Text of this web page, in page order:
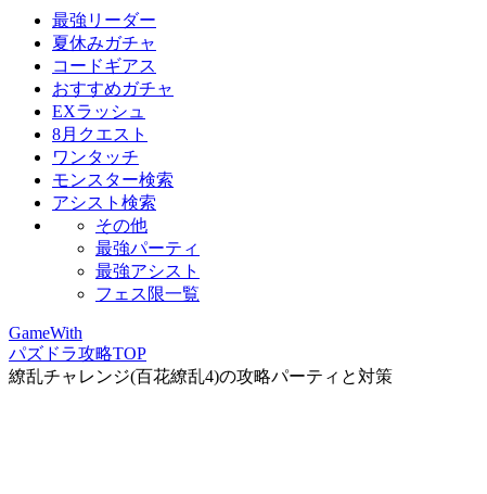
最強リーダー
夏休みガチャ
コードギアス
おすすめガチャ
EXラッシュ
8月クエスト
ワンタッチ
モンスター検索
アシスト検索
その他
最強パーティ
最強アシスト
フェス限一覧
GameWith
パズドラ攻略TOP
繚乱チャレンジ(百花繚乱4)の攻略パーティと対策